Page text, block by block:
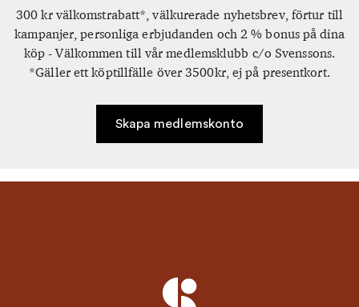
300 kr välkomstrabatt*, välkurerade nyhetsbrev, förtur till
kampanjer, personliga erbjudanden och 2 % bonus på dina
köp - Välkommen till vår medlemsklubb c/o Svenssons.
*Gäller ett köptillfälle över 3500kr, ej på presentkort.
Skapa medlemskonto